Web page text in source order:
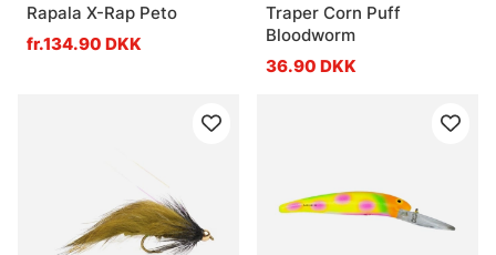
Rapala X-Rap Peto
fr.134.90 DKK
Traper Corn Puff
Bloodworm
36.90 DKK